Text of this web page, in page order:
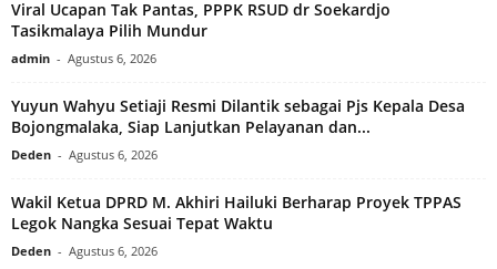
Viral Ucapan Tak Pantas, PPPK RSUD dr Soekardjo
Tasikmalaya Pilih Mundur
admin - Agustus 6, 2026
Yuyun Wahyu Setiaji Resmi Dilantik sebagai Pjs Kepala Desa
Bojongmalaka, Siap Lanjutkan Pelayanan dan...
Deden - Agustus 6, 2026
Wakil Ketua DPRD M. Akhiri Hailuki Berharap Proyek TPPAS
Legok Nangka Sesuai Tepat Waktu
Deden - Agustus 6, 2026